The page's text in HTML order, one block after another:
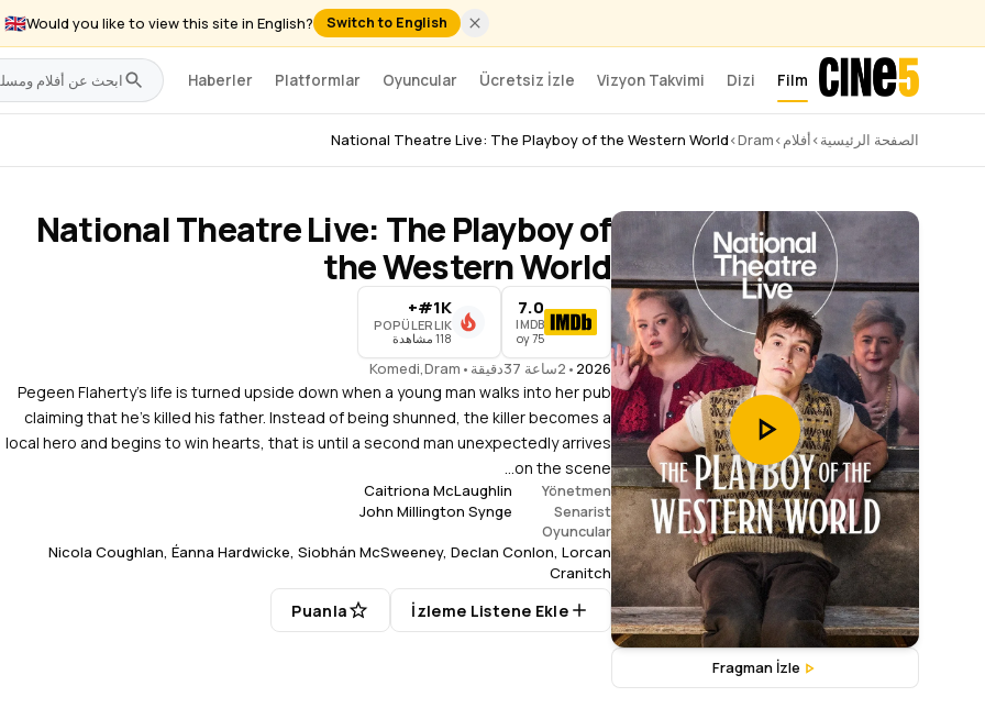
🇬🇧Would you like to view this site in English? Switch to English
Film
Dizi
Vizyon Takvimi
Ücretsiz İzle
Oyuncular
Platformlar
Haberler
الصفحة الرئيسية› أفلام›
Dram
›
National Theatre Live: The Playboy of the Western World
Fragman İzle
National Theatre Live: The Playboy of
the Western World
7.0
IMDB
75 oy
#1K+
POPÜLERLIK
118 مشاهدة
2026
• 2ساعة 37دقيقة •
Dram
,
Komedi
Pegeen Flaherty’s life is turned upside down when a young man walks into her pub
claiming that he’s killed his father. Instead of being shunned, the killer becomes a
local hero and begins to win hearts, that is until a second man unexpectedly arrives
on the scene...
Yönetmen
Caitriona McLaughlin
Senarist
John Millington Synge
Oyuncular
Nicola Coughlan, Éanna Hardwicke, Siobhán McSweeney, Declan Conlon, Lorcan
Cranitch
İzleme Listene Ekle
Puanla